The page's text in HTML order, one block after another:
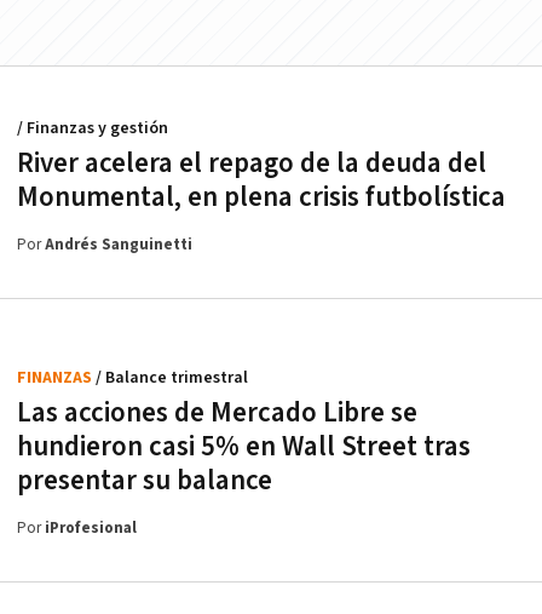
River acelera el repago de la deuda del
Monumental, en plena crisis futbolística
/ Finanzas y gestión
PorAndrés Sanguinetti
Las acciones de Mercado Libre se
hundieron casi 5% en Wall Street tras
presentar su balance
FINANZAS / Balance trimestral
PoriProfesional